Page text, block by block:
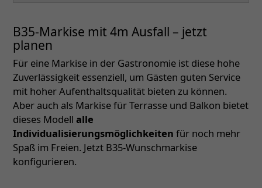
B35-Markise mit 4m Ausfall – jetzt
planen
Für eine Markise in der Gastronomie ist diese hohe
Zuverlässigkeit essenziell, um Gästen guten Service
mit hoher Aufenthaltsqualität bieten zu können.
Aber auch als Markise für Terrasse und Balkon bietet
dieses Modell alle
Individualisierungsmöglichkeiten für noch mehr
Spaß im Freien. Jetzt B35-Wunschmarkise
konfigurieren.